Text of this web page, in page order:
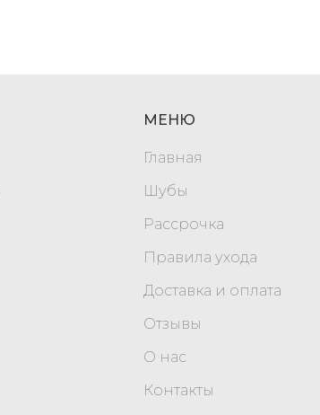
МЕНЮ
Главная
Шубы
Рассрочка
Правила ухода
Доставка и оплата
Отзывы
О нас
Контакты